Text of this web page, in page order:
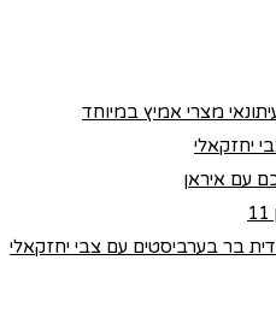
מצרי אמיץ במיוחד
יחזקאלי
עם איראן
בר בערביסטים עם צבי יחזקאלי